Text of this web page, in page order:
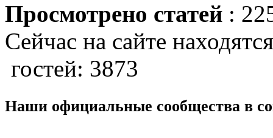
Просмотрено статей :
Сейчас на сайте
гостей: 3873
Наши официальные сообщества в